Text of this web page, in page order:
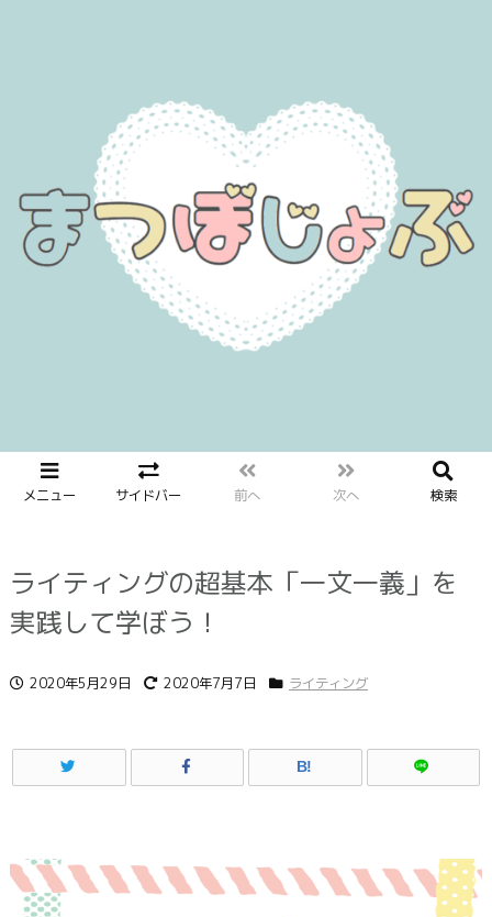
メニュー サイドバー 前へ 次へ 検索
ライティングの超基本「一文一義」を
実践して学ぼう！
2020年5月29日 2020年7月7日 ライティング
B!